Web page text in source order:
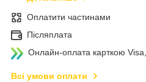
Оплатити частинами
Післяплата
Онлайн-оплата карткою
Всі умови оплати